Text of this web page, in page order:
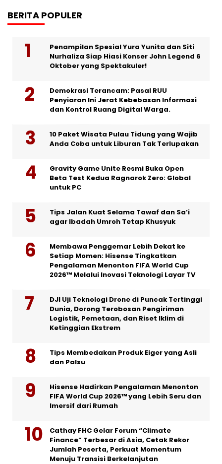
BERITA POPULER
Penampilan Spesial Yura Yunita dan Siti
Nurhaliza Siap Hiasi Konser John Legend 6
Oktober yang Spektakuler!
Demokrasi Terancam: Pasal RUU
Penyiaran Ini Jerat Kebebasan Informasi
dan Kontrol Ruang Digital Warga.
10 Paket Wisata Pulau Tidung yang Wajib
Anda Coba untuk Liburan Tak Terlupakan
Gravity Game Unite Resmi Buka Open
Beta Test Kedua Ragnarok Zero: Global
untuk PC
Tips Jalan Kuat Selama Tawaf dan Sa’i
agar Ibadah Umroh Tetap Khusyuk
Membawa Penggemar Lebih Dekat ke
Setiap Momen: Hisense Tingkatkan
Pengalaman Menonton FIFA World Cup
2026™ Melalui Inovasi Teknologi Layar TV
DJI Uji Teknologi Drone di Puncak Tertinggi
Dunia, Dorong Terobosan Pengiriman
Logistik, Pemetaan, dan Riset Iklim di
Ketinggian Ekstrem
Tips Membedakan Produk Eiger yang Asli
dan Palsu
Hisense Hadirkan Pengalaman Menonton
FIFA World Cup 2026™ yang Lebih Seru dan
Imersif dari Rumah
Cathay FHC Gelar Forum “Climate
Finance” Terbesar di Asia, Cetak Rekor
Jumlah Peserta, Perkuat Momentum
Menuju Transisi Berkelanjutan